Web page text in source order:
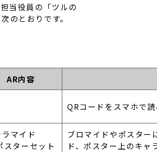
当役員の「ツルの
のとおりです。
AR内容
QRコードをスマホで
マイド
スターセット
ブロマイドやポスター
ド、ポスター上のキャ